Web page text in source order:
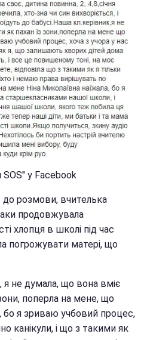
у Facebook
до розмови, вчителька
продовжувала
хлопця в школі під час
погрожувати матері, що
я не думала, що вона вміє
поперла на мене, що
бо я зриваю учбовий процес,
канікули, і що з такими як